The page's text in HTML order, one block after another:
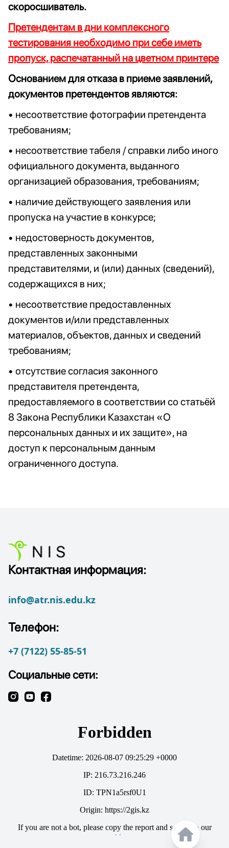
скоросшиватель.
Претендентам в дни комплексного
тестирования необходимо при себе иметь
пропуск, распечатанный на цветном принтере
Основанием для отказа в приеме заявлений,
документов претендентов являются:
• несоответствие фотографии претендента
требованиям;
• несоответствие табеля / справки либо иного
официального документа, выданного
организацией образования, требованиям;
• наличие действующего заявления или
пропуска на участие в конкурсе;
• недостоверность документов,
представленных законными
представителями, и (или) данных (сведений),
содержащихся в них;
• несоответствие предоставленных
документов и/или представленных
материалов, объектов, данных и сведений
требованиям;
• отсутствие согласия законного
представителя претендента,
предоставляемого в соответствии со статьёй
8 Закона Республики Казахстан «О
персональных данных и их защите», на
доступ к персональным данным
ограниченного доступа.
Контактная информация:
info@atr.nis.edu.kz
Телефон:
+7 (7122) 55-85-51
Социальные сети: